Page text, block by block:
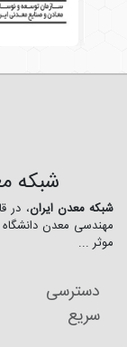
شبکه
شبکه معدن ایران، در
مهندسی معدن دانشگاه
موثر ...
دسترسی
سریع